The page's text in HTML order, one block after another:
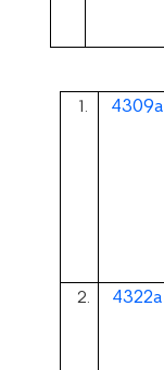
1. 4309а
2. 4322а